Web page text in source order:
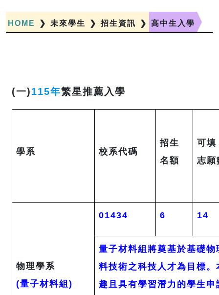
HOME ❯ 未來學生 ❯ 招生資訊 ❯ 高中生入學
(一)115年繁星推薦入學
學系 校系代碼
招生
名額
可填
志願
物理學系
(量子材料組)
01434 6 14
量子材料組將奠基於基礎
料技術之科技人才為目標
趣且具有學習潛力的學生